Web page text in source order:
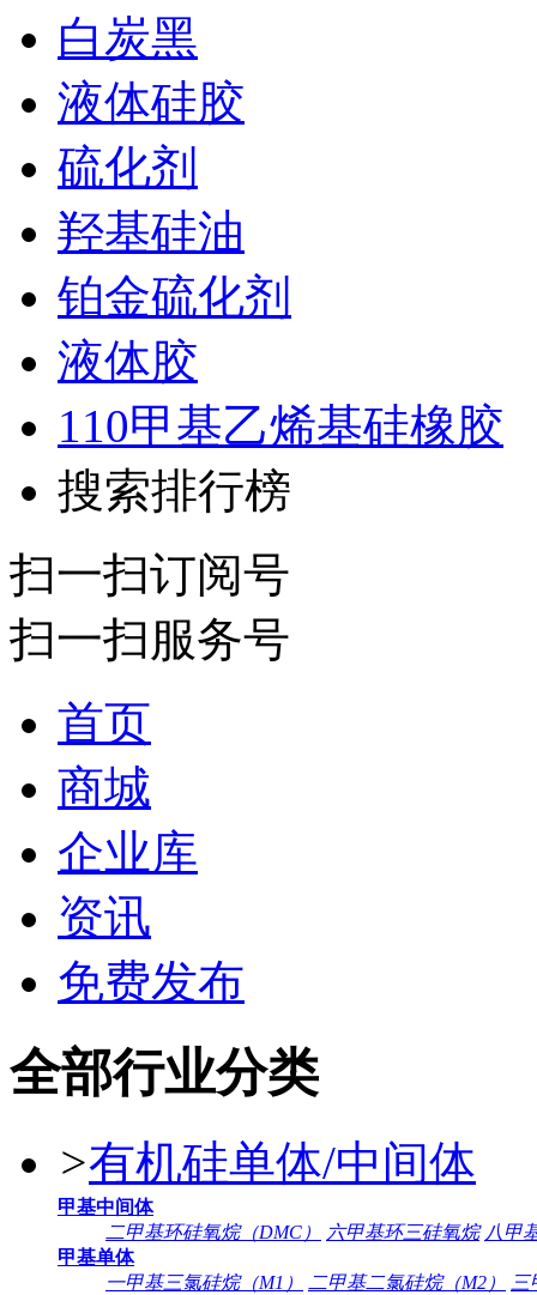
白炭黑
液体硅胶
硫化剂
羟基硅油
铂金硫化剂
液体胶
110甲基乙烯基硅橡胶
搜索排行榜
扫一扫订阅号
扫一扫服务号
首页
商城
企业库
资讯
免费发布
全部行业分类
>有机硅单体/中间体
甲基中间体
二甲基环硅氧烷（DMC）
六甲基环三硅氧烷 八甲
甲基单体
一甲基三氯硅烷（M1）
二甲基二氯硅烷（M2）
三